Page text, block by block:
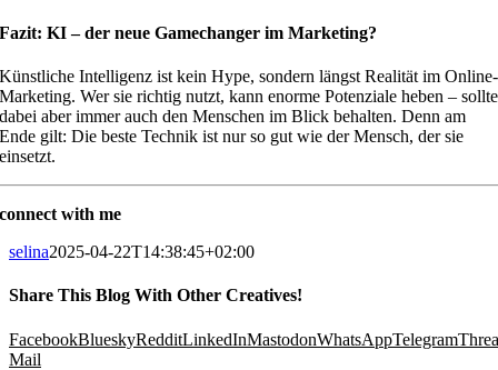
Fazit: KI – der neue Gamechanger im Marketing?
Künstliche Intelligenz ist kein Hype, sondern längst Realität im Online-
Marketing. Wer sie richtig nutzt, kann enorme Potenziale heben – sollte
dabei aber immer auch den Menschen im Blick behalten. Denn am
Ende gilt: Die beste Technik ist nur so gut wie der Mensch, der sie
einsetzt.
connect with me
selina2025-04-22T14:38:45+02:00
Share This Blog With Other Creatives!
FacebookBlueskyRedditLinkedInMastodonWhatsAppTelegram
Mail